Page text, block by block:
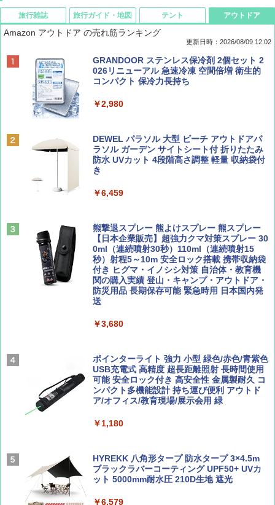
旅行雑誌
BE-PAL(ビ-パル) 2026年 9 月号【特別付録:
SOTO ミニマル"旅"財布 ランダム2種】
ディズニーファン ２０２６年 ９月号 [雑
誌] (ＤＩＳＮＥＹ ＦＡＮ)
￥713
￥1,540
Coyote No.89 特集 星野道夫 夢見る旅
AIRLINE（エアライン）2026年9月号【特
集】ボーイング110周年を祝して！
￥1,760
旅行ガイド・地図
地球の歩き方 スター・ウォーズ
￥2,695
D40 地球の歩き方 チェンマイ タイ北部の魅
力的な町 2026～2027 地球の歩き方D アジア
￥2,079
球の歩き方A ヨーロッパ
￥2,479
A26 地球の歩き方 チェコ ポーランド スロヴ
ァキア 2026～2027 地球の歩き方A ヨーロッ
新しい日本地理 地図・統計・移動から読み
解く (講談社現代新書)
￥1,540
テント
[キャンパーズコレクション 山善] ポップアッ
プテント 傘みたいに広げて畳める パッとサ
ッとサンシェード キューブ フルクローズ メ
&ハイキング カーキ PATC-150(KH)
PYKES PEAK (パイクスピーク) 着替えテン
ト プライバシー テント 【中が透けない】 1
ーチ ピクニック ポップアップテント 携帯 簡
￥4,980
ENDLESS BASE 《めざましテレビで紹介》
テント ワンタッチ RENEW 幅200 2-3人用 43
500002(89232)
￥5,999
ーティング フルクローズ メッシュ 3-4人用
簡単設置 ポップアップテント エクルベージ
ュ(BC仕様) PATC-150B(EB)
￥9,990
イド ブラックコーティング フルクローズ メ
ッシュ 4人用 簡単設置 ポップアップテント P
ATCW-150B エクルベージュ
￥-
アウトドア
Amazon アウトドア の売れ筋ランキング
更新日時：2026/08/09 12:02
GRANDOOR ステンレス保冷剤 2個セット 2
026リニューアル 急速冷凍 空間倍増 衛生的
コンパクト 保冷力長持ち
￥2,980
DEWEL パラソル 大型 ビーチ アウトドアパ
ラソル ガーデン サイトシート付 折りたたみ
防水 UVカット 4段階高さ調整 軽量 収納袋付
き
￥6,459
熊撃退スプレー 熊よけスプレー 熊スプレー
【日本企業販売】超強力クマ対策スプレー 30
0ml（連続噴射30秒）110ml（連続噴射15
秒）射程5～10m 安全ロック搭載 携帯収納袋
付き ヒグマ・イノシシ対策 自治体・教育機
関の購入実績 登山・キャンプ・アウトドア・
防災用品 長期保存可能 緊急時用 日本国内発
送
￥3,680
ポインターライト 強力 小型 緑色/赤色/青紫色
USB充電式 高精度 超長距離照射 長時間使用
可能 安全ロック付き 高安全性 金属製耐久 コ
ンパクト多機能設計 持ち運び便利 アウトド
ア/オフィス/教育現場/展示会用 緑
￥1,180
HYREKK 八角形タープ 防水タープ 3×4.5m
ブラックラバーコーティング UPF50+ UVカ
ット 5000mm耐水圧 210D生地 遮光
￥6,579